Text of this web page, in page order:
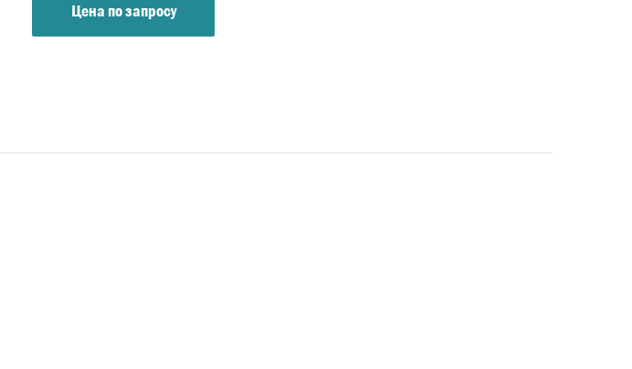
Цена по запросу